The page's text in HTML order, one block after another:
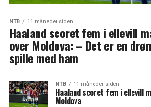
NTB 11 måneder siden
Haaland scoret fem i ellevill
over Moldova: – Det er en
spille med ham
NTB 11 måneder siden
Haaland scoret fem i ellevill
Moldova